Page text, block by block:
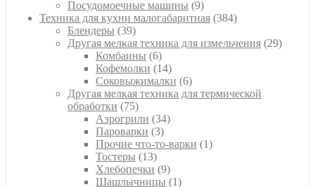
товар
Посудомоечные машины 99
товаров
Техника для кухни малогабаритная 384384
Блендеры 3939
товаров
Другая мелкая техника для измельчения 2929
Комбаины 66
товаров
Кофемолки 1414
товаров
Соковыжималки 66
товаров
Другая мелкая техника для термической
обработки
7575
товаров
Аэрогрили 3434
Пароварки 33
товара
Прочие что-то-варки 11
Тостеры 1313
товаров
Хлебопечки 99
товаров
Шашлычницы 11